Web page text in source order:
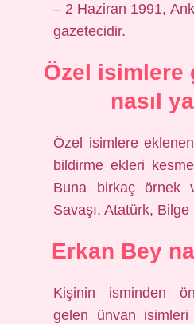
– 2 Haziran 1991,
gazetecidir.
Özel isimlere
nasıl
Özel isimlere
bildirme ekleri
Buna birkaç örnek
Savaşı, Atatürk,
Erkan Bey
Kişinin isminden
gelen ünvan